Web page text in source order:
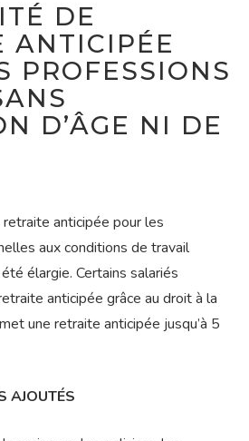
DE
ANTICIPÉE
PROFESSIONS
D’ÂGE NI DE
anticipée pour les
aux conditions de travail
élargie. Certains salariés
anticipée grâce au droit à la
une retraite anticipée jusqu’à 5
AJOUTÉS